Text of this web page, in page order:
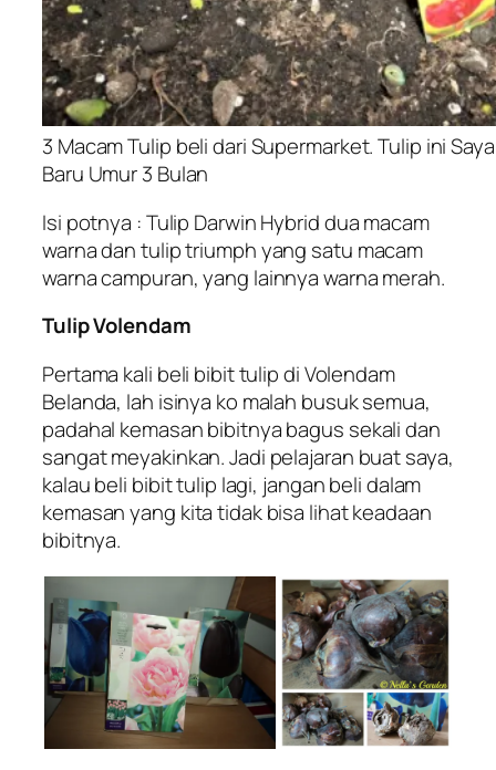
3 Macam Tulip beli dari Supermarket. Tulip ini
Baru Umur 3 Bulan
Isi potnya :Tulip Darwin Hybriddua macam
warna dantulip triumphyang satu macam
warna campuran, yang lainnya warna merah.
Tulip Volendam
Pertama kali beli bibit tulip di Volendam
Belanda, lah isinya ko malah busuk semua,
padahal kemasan bibitnya bagus sekali dan
sangat meyakinkan. Jadi pelajaran buat saya,
kalau beli bibit tulip lagi, jangan beli dalam
kemasan yang kita tidak bisa lihat keadaan
bibitnya.